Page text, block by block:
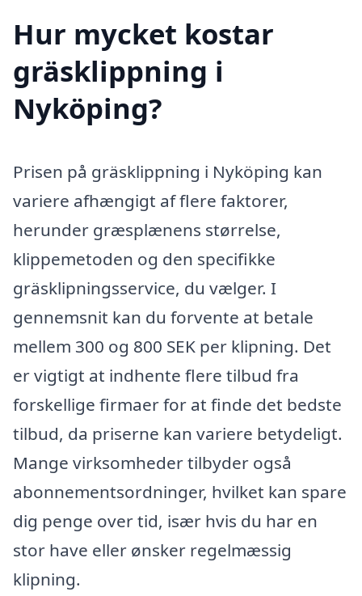
Hur mycket kostar
gräsklippning i
Nyköping?
Prisen på gräsklippning i Nyköping kan
variere afhængigt af flere faktorer,
herunder græsplænens størrelse,
klippemetoden og den specifikke
gräsklipningsservice, du vælger. I
gennemsnit kan du forvente at betale
mellem 300 og 800 SEK per klipning. Det
er vigtigt at indhente flere tilbud fra
forskellige firmaer for at finde det bedste
tilbud, da priserne kan variere betydeligt.
Mange virksomheder tilbyder også
abonnementsordninger, hvilket kan spare
dig penge over tid, især hvis du har en
stor have eller ønsker regelmæssig
klipning.